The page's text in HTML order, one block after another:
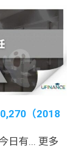
（2018
日有... 更多